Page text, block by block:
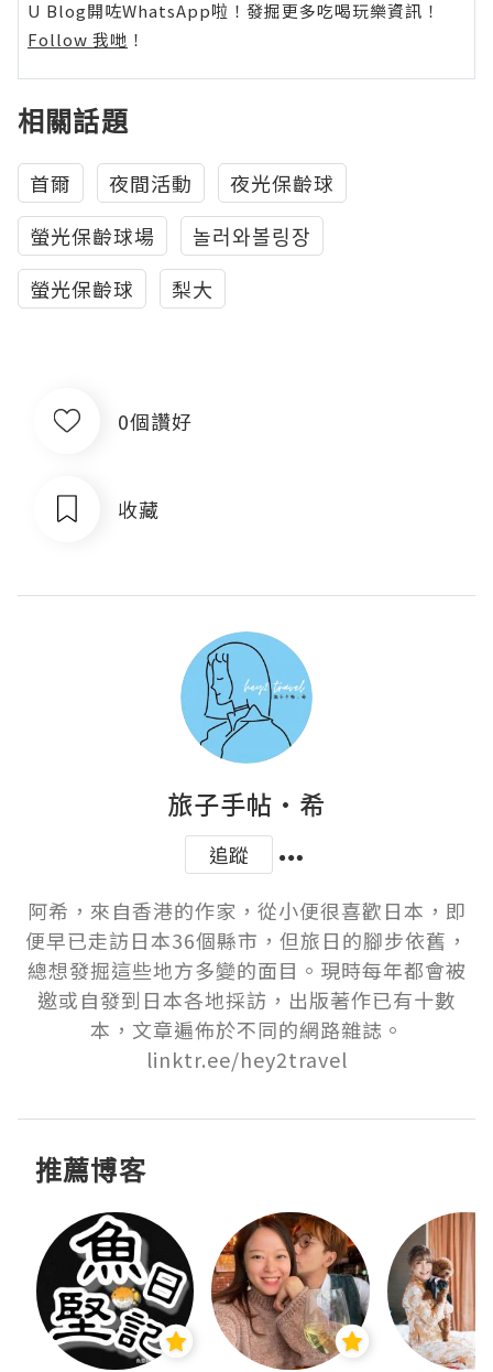
U Blog開咗WhatsApp啦！發掘更多吃喝玩樂資訊！
Follow 我哋 ！
相關話題
首爾 夜間活動
夜光保齡球
螢光保齡球場
놀러와볼링장
螢光保齡球
梨大
0個讚好
收藏
旅子手帖·希
追蹤
阿希，來自香港的作家，從小便很喜歡日本，即
便早已走訪日本36個縣市，但旅日的腳步依舊，
總想發掘這些地方多變的面目。現時每年都會被
邀或自發到日本各地採訪，出版著作已有十數
本，文章遍佈於不同的網路雜誌。
linktr.ee/hey2travel
推薦博客